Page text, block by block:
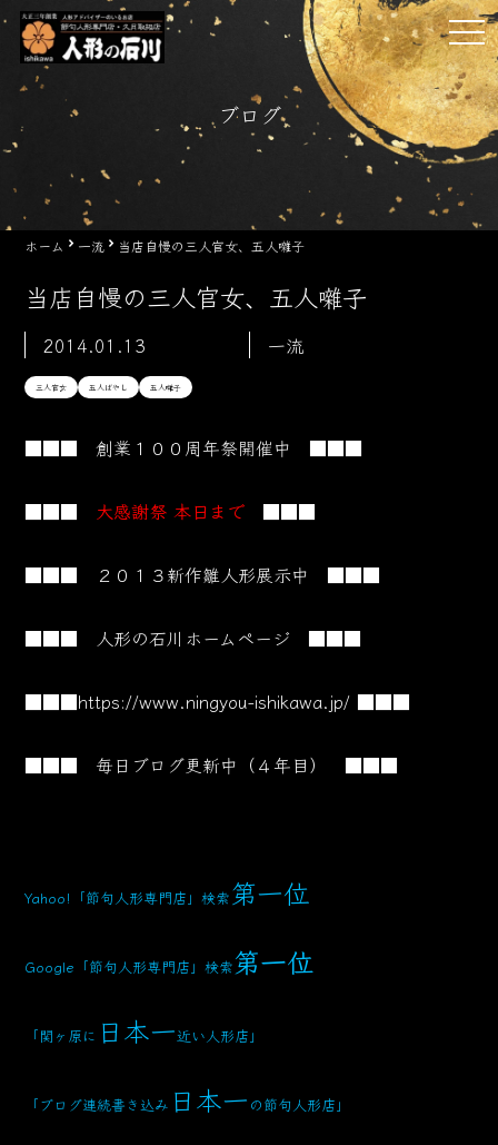
Skip
content
ブログ
ホーム 一流 当店自慢の三人官女、五人囃子
当店自慢の三人官女、五人囃子
2014.01.13 一流
三人官女 五人ばやし 五人囃子
■■■ 創業１００周年祭開催中 ■■■
■■■ 大感謝祭 本日まで ■■■
■■■ ２０１３新作雛人形展示中 ■■■
■■■ 人形の石川ホームページ ■■■
■■■https://www.ningyou-ishikawa.jp/ ■■■
■■■ 毎日ブログ更新中（４年目） ■■■
Yahoo!「節句人形専門店」検索第一位
Google「節句人形専門店」検索第一位
「関ヶ原に 日本一近い人形店」
「ブログ連続書き込み 日本一 の節句人形店」